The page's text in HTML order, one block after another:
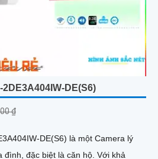
DE(S6)
₫
DE(S6) là một Camera lý
đặc biệt là căn hộ. Với khả